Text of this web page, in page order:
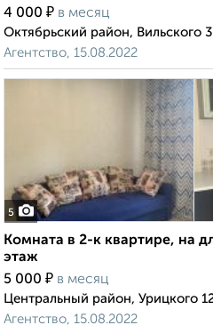
4 000 ₽ в месяц
Октябрьский район, Вильского 3
Агентство, 15.08.2022
5
Комната в 2-к квартире, на
этаж
5 000 ₽ в месяц
Центральный район, Урицкого
Агентство, 15.08.2022